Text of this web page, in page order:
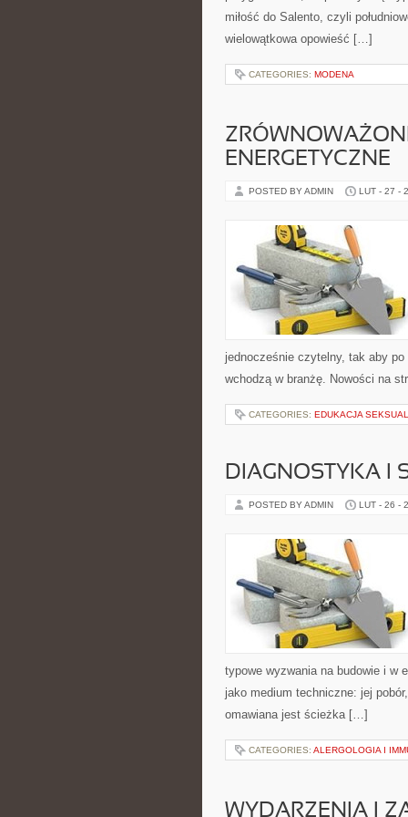
miłość do Salento, czyli
wielowątkowa opowieść […]
CATEGORIES: MODENA
ENERGETYCZNE
POSTED BY ADMIN LUT - 27 -
jednocześnie czytelny, tak aby
wchodzą w branżę. Nowości na
CATEGORIES: EDUKACJA
DIAGNOSTYKA I
POSTED BY ADMIN LUT - 26 -
typowe wyzwania na budowie i w
jako medium techniczne: jej
omawiana jest ścieżka […]
CATEGORIES: ALERGOLOGIA I
WYDARZENIA I